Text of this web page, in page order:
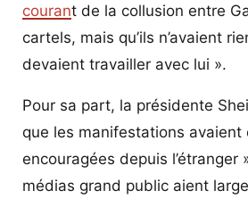
courant de la collusion entre
cartels, mais qu’ils n’avaient
devaient travailler avec lui ».
Pour sa part, la présidente
que les manifestations avaient
encouragées depuis l’étranger
médias grand public aient